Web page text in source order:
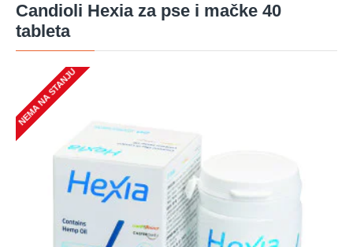
Candioli Hexia za pse i mačke 40
tableta
NEMA NA STANJU